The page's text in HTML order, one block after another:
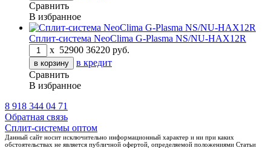
Сравнить
В избранное
Cплит-система NeoClima G-Plasma NS/NU-HAX12R
x 52900 36220 руб.
в кредит
Сравнить
В избранное
8 918 344 04 71
Обратная связь
Сплит-системы оптом
Данный сайт носит исключительно информационный характер и ни при каких
обстоятельствах не является публичной офертой, определяемой положениями Статьи